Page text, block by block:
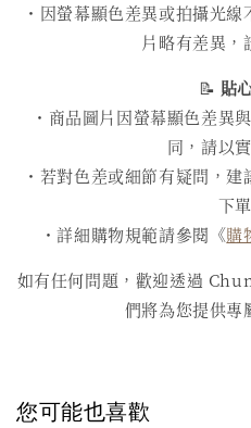
・因螢幕顯色差異或拍攝光
片略有差異，
📝 貼
・商品圖片因螢幕顯色差異
同，請以
・若對色差或細節有疑問，
下
・詳細購物規範請參閱《購
如有任何問題，歡迎透過
們將為您提供專
您可能也喜歡